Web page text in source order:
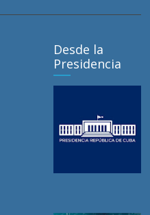
Desde la
Presidencia